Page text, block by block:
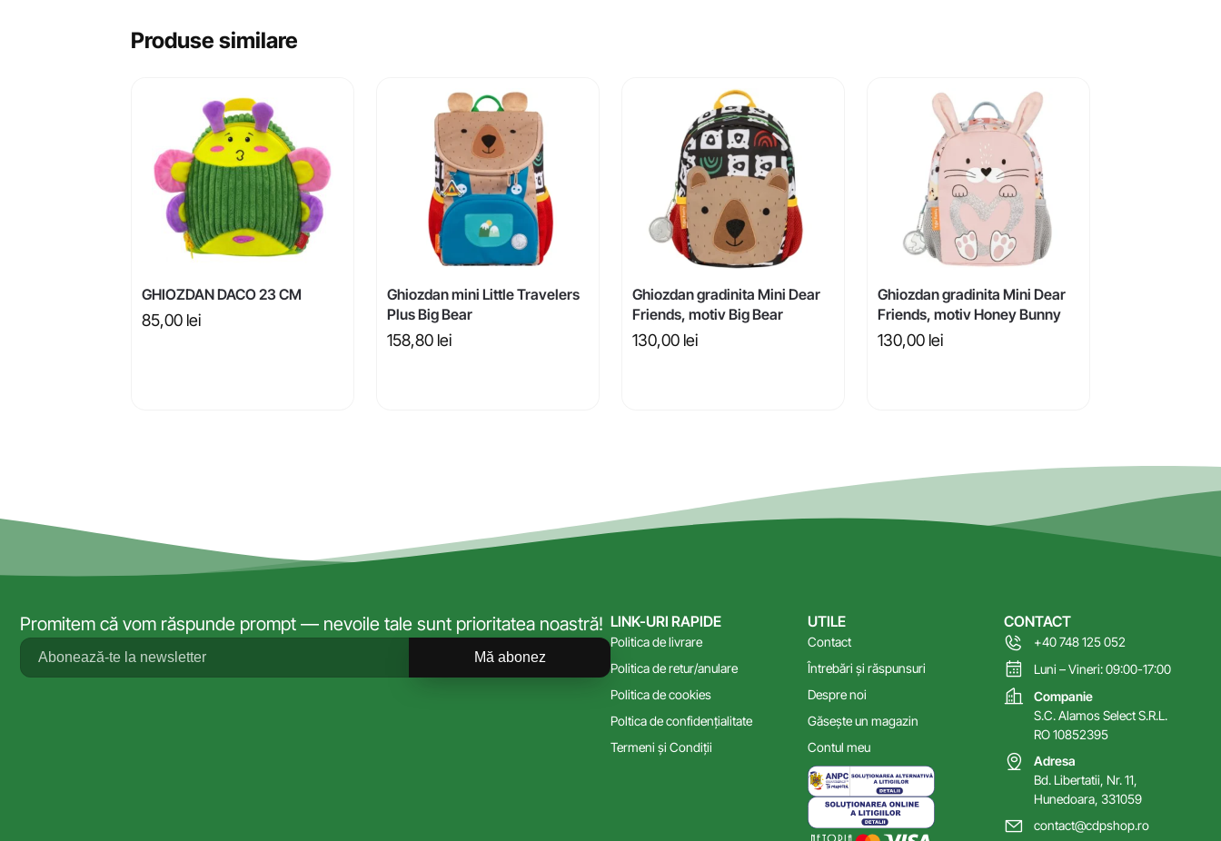
Produse similare
GHIOZDAN DACO 23 CM
85,00 lei
Ghiozdan mini Little Travelers
Plus Big Bear
158,80 lei
Ghiozdan gradinita Mini Dear
Friends, motiv Big Bear
130,00 lei
Ghiozdan gradinita Mini Dear
Friends, motiv Honey Bunny
130,00 lei
Promitem că vom răspunde prompt — nevoile tale sunt prioritatea noastră!
Mă abonez
LINK-URI RAPIDE
Politica de livrare
Politica de retur/anulare
Politica de cookies
Poltica de confidențialitate
Termeni și Condiții
UTILE
Contact
Întrebări și răspunsuri
Despre noi
Găsește un magazin
Contul meu
CONTACT
+40 748 125 052
Luni – Vineri: 09:00-17:00
Companie
S.C. Alamos Select S.R.L.
RO 10852395
Adresa
Bd. Libertatii, Nr. 11,
Hunedoara, 331059
contact@cdpshop.ro